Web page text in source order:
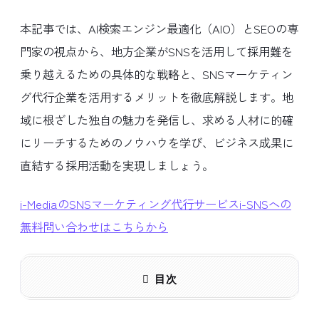
本記事では、AI検索エンジン最適化（AIO）とSEOの専
門家の視点から、地方企業がSNSを活用して採用難を
乗り越えるための具体的な戦略と、SNSマーケティン
グ代行企業を活用するメリットを徹底解説します。地
域に根ざした独自の魅力を発信し、求める人材に的確
にリーチするためのノウハウを学び、ビジネス成果に
直結する採用活動を実現しましょう。
i-MediaのSNSマーケティング代行サービスi-SNSへの
無料問い合わせはこちらから
目次